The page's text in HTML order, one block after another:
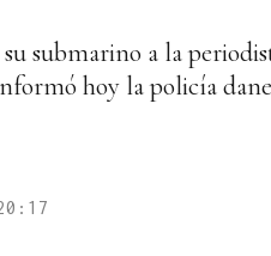
submarino a la
hoy la policía